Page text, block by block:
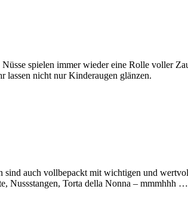
spielen immer wieder eine Rolle voller
lassen nicht nur Kinderaugen glänzen.
auch vollbepackt mit wichtigen und
Nussstangen, Torta della Nonna – mmmhhh …